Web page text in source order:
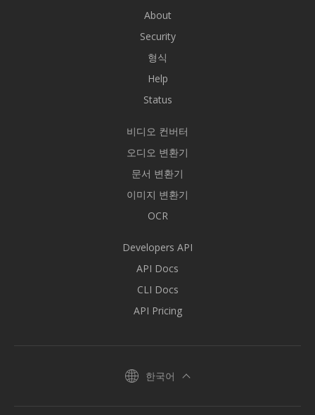
About
Security
형식
Help
Status
비디오 컨버터
오디오 변환기
문서 변환기
이미지 변환기
OCR
Developers API
API Docs
CLI Docs
API Pricing
한국어